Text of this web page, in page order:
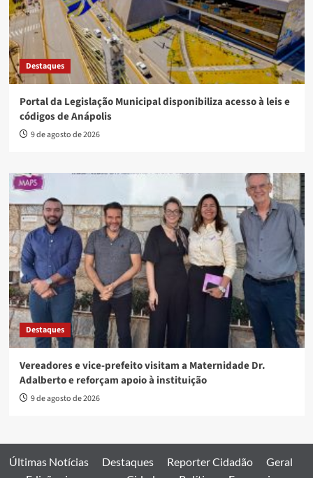
Destaques
Portal da Legislação Municipal disponibiliza acesso à leis e
códigos de Anápolis
9 de agosto de 2026
Destaques
Vereadores e vice-prefeito visitam a Maternidade Dr.
Adalberto e reforçam apoio à instituição
9 de agosto de 2026
Últimas Notícias Destaques Reporter Cidadão
Geral